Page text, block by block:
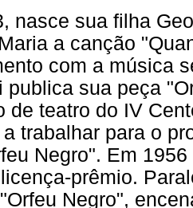
nasce sua filha
a canção
com a música
publica sua peça
de teatro do IV
trabalhar para o
Negro". Em
prêmio.
Negro",